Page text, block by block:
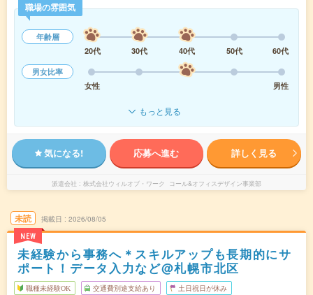
職場の雰囲気
年齢層
20代
30代 40代 50代
60代
男女比率
女性
男性
もっと見る
気になる! 応募へ進む 詳しく見る
派遣会社 株式会社ウィルオブ・ワーク コール&オフィスデザイン事業部
未読
NEW
掲載日 2026/08/05
未経験から事務へ＊スキルアップも長期的にサ
ポート！データ入力など@札幌市北区
職種未経験OK 交通費別途支給あり 土日祝日が休み